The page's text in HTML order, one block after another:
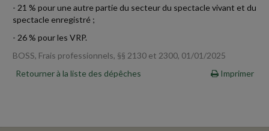
- 21 % pour une autre partie du secteur du spectacle vivant et du
spectacle enregistré ;
- 26 % pour les VRP.
BOSS, Frais professionnels, §§ 2130 et 2300, 01/01/2025
Retourner à la liste des dépêches
Imprimer